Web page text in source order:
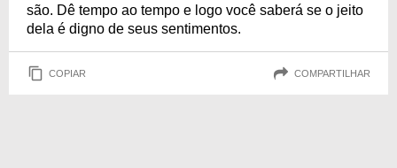
são. Dê tempo ao tempo e logo você saberá se o jeito
dela é digno de seus sentimentos.
COPIAR COMPARTILHAR